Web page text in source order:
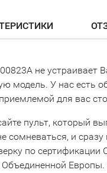
не
модель. У нас есть
для вас
пульт, который
сомневаться, и
по сертификации